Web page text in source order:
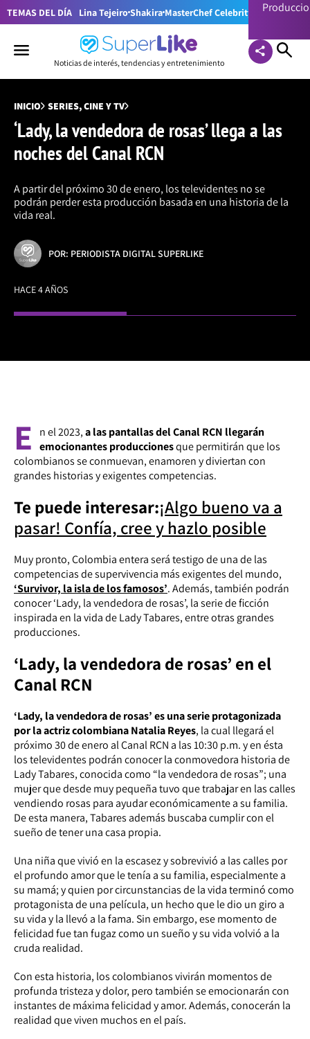
TEMAS DEL DÍA Lina TejeiroShakira MasterChef Celebrity Colombia
Noticias de interés, tendencias y entretenimiento
INICIO SERIES, CINE Y TV
‘Lady, la vendedora de rosas’ llega a las
noches del Canal RCN
A partir del próximo 30 de enero, los televidentes no se
podrán perder esta producción basada en una historia de la
vida real.
POR: PERIODISTA DIGITAL SUPERLIKE
HACE 4 AÑOS
E n el 2023,a las pantallas del Canal RCN llegarán
emocionantes produccionesque permitirán que los
colombianos se conmuevan, enamoren y diviertan con
grandes historias y exigentes competencias.
Te puede interesar:¡Algo bueno va a
pasar! Confía, cree y hazlo posible
Muy pronto, Colombia entera será testigo de una de las
competencias de supervivencia más exigentes del mundo,
‘Survivor, la isla de los famosos’. Además, también podrán
conocer ‘Lady, la vendedora de rosas’, la serie de ficción
inspirada en la vida de Lady Tabares, entre otras grandes
producciones.
‘Lady, la vendedora de rosas’ en el
Canal RCN
‘Lady, la vendedora de rosas’ es una serie protagonizada
por la actriz colombiana Natalia Reyes, la cual llegará el
próximo 30 de enero al Canal RCN a las 10:30 p.m. y en ésta
los televidentes podrán conocer la conmovedora historia de
Lady Tabares, conocida como “la vendedora de rosas”; una
mujer que desde muy pequeña tuvo que trabajar en las calles
vendiendo rosas para ayudar económicamente a su familia.
De esta manera, Tabares además buscaba cumplir con el
sueño de tener una casa propia.
Una niña que vivió en la escasez y sobrevivió a las calles por
el profundo amor que le tenía a su familia, especialmente a
su mamá; y quien por circunstancias de la vida terminó como
protagonista de una película, un hecho que le dio un giro a
su vida y la llevó a la fama. Sin embargo, ese momento de
felicidad fue tan fugaz como un sueño y su vida volvió a la
cruda realidad.
Con esta historia, los colombianos vivirán momentos de
profunda tristeza y dolor, pero también se emocionarán con
instantes de máxima felicidad y amor. Además, conocerán la
realidad que viven muchos en el país.